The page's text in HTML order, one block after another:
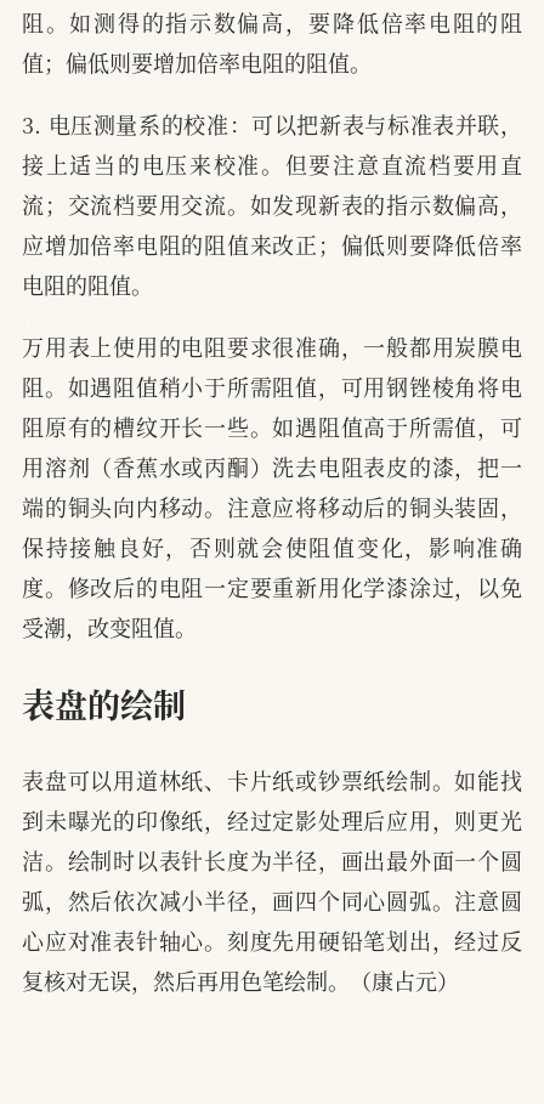
阻。如测得的指示数偏高，要降低倍率电阻的阻
值；偏低则要增加倍率电阻的阻值。
3. 电压测量系的校准：可以把新表与标准表并联，
接上适当的电压来校准。但要注意直流档要用直
流；交流档要用交流。如发现新表的指示数偏高，
应增加倍率电阻的阻值来改正；偏低则要降低倍率
电阻的阻值。
万用表上使用的电阻要求很准确，一般都用炭膜电
阻。如遇阻值稍小于所需阻值，可用钢锉棱角将电
阻原有的槽纹开长一些。如遇阻值高于所需值，可
用溶剂（香蕉水或丙酮）洗去电阻表皮的漆，把一
端的铜头向内移动。注意应将移动后的铜头装固，
保持接触良好，否则就会使阻值变化，影响准确
度。修改后的电阻一定要重新用化学漆涂过，以免
受潮，改变阻值。
表盘的绘制
表盘可以用道林纸、卡片纸或钞票纸绘制。如能找
到未曝光的印像纸，经过定影处理后应用，则更光
洁。绘制时以表针长度为半径，画出最外面一个圆
弧，然后依次减小半径，画四个同心圆弧。注意圆
心应对准表针轴心。刻度先用硬铅笔划出，经过反
复核对无误，然后再用色笔绘制。（康占元）